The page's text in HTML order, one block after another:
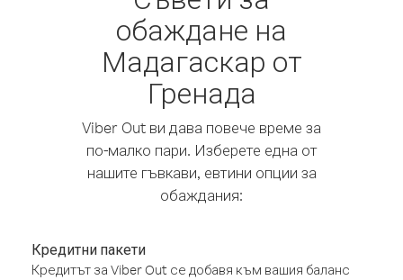
обаждане на
Мадагаскар от
Гренада
Viber Out ви дава повече време за
по-малко пари. Изберете една от
нашите гъвкави, евтини опции за
обаждания:
Кредитни пакети
Кредитът за Viber Out се добавя към вашия баланс